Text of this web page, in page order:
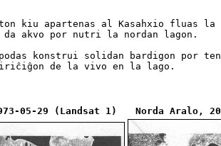
kiu apartenas al Kasahxio fluas
da akvo por nutri la nordan lagon.
konstrui solidan bardigon por
de la vivo en la lago.
05-29 (Landsat 1) Norda Aralo,